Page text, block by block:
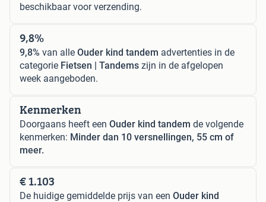
beschikbaar voor verzending.
9,8%
9,8% van alle Ouder kind tandem advertenties in de
categorie Fietsen | Tandems zijn in de afgelopen
week aangeboden.
Kenmerken
Doorgaans heeft een Ouder kind tandem de volgende
kenmerken: Minder dan 10 versnellingen, 55 cm of
meer.
€ 1.103
De huidige gemiddelde prijs van een Ouder kind